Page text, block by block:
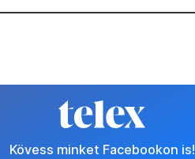
Kövess minket Facebookon is!